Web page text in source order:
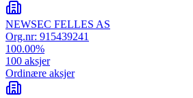
NEWSEC FELLES AS
Org.nr: 915439241
100.00%
100 aksjer
Ordinære aksjer